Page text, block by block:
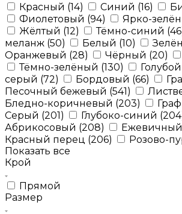
Красный (14) Синий (16)
Фиолетовый (94)
Ярко-
Жёлтый (12)
Тёмно-синий
меланж (50)
Белый (10)
Оранжевый (28)
Чёрный (20)
Тёмно-зелёный (130)
серый (72)
Бордовый (66)
Песочный бежевый (541)
Бледно-коричневый (203)
Серый (201)
Глубоко-синий
Абрикосовый (208)
Ежевичный
Красный перец (206)
Розово-
Показать все
Крой
Прямой
Размер